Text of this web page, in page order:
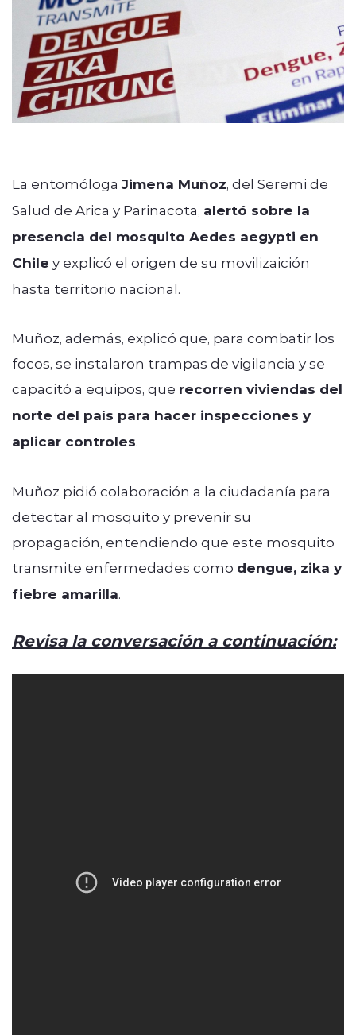
La entomóloga Jimena Muñoz, del Seremi de
Salud de Arica y Parinacota, alertó sobre la
presencia del mosquito Aedes aegypti en
Chile y explicó el origen de su movilizaición
hasta territorio nacional.
Muñoz, además, explicó que, para combatir los
focos, se instalaron trampas de vigilancia y se
capacitó a equipos, que recorren viviendas del
norte del país para hacer inspecciones y
aplicar controles.
Muñoz pidió colaboración a la ciudadanía para
detectar al mosquito y prevenir su
propagación, entendiendo que este mosquito
transmite enfermedades como dengue, zika y
fiebre amarilla.
Revisa la conversación a continuación: